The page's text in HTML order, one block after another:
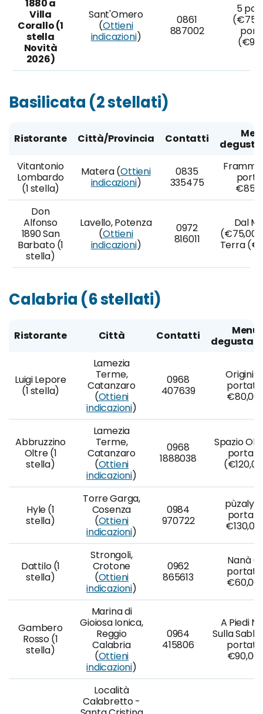
1880 a
Villa
Corallo (1
stella
Novità
2026)
Sant'Omero
(Ottieni
indicazioni)
0861
887002
5
Basilicata (2 stellati)
Ristorante Città/Provincia Contatti
Vitantonio
Lombardo
(1 stella)
Matera (Ottieni
indicazioni)
0835
335475
Don
Alfonso
1890 San
Barbato (1
stella)
Lavello, Potenza
(Ottieni
indicazioni)
0972
816011
Dal
Terra
Calabria (6 stellati)
Ristorante Città Contatti
Menu
Luigi Lepore
(1 stella)
Lamezia
Terme,
Catanzaro
(Ottieni
indicazioni)
0968
407639
Origini
Abbruzzino
Oltre (1
stella)
Lamezia
Terme,
Catanzaro
(Ottieni
indicazioni)
0968
1888038
Spazio
portate
Hyle (1
stella)
Torre Garga,
Cosenza
(Ottieni
indicazioni)
0984
970722
pùzaly
portate
Dattilo (1
stella)
Strongoli,
Crotone
(Ottieni
indicazioni)
0962
865613
Nanà (4
Gambero
Rosso (1
stella)
Marina di
Gioiosa Ionica,
Reggio
Calabria
(Ottieni
indicazioni)
0964
415806
A Piedi
Sulla
Località
Calabretto -